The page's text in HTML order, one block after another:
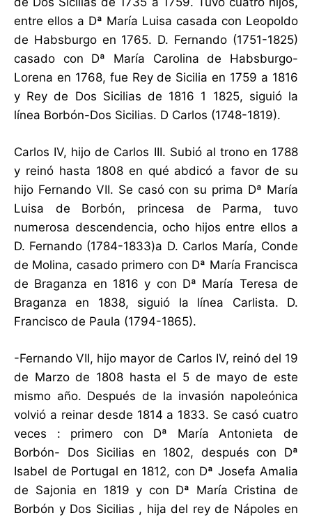
entre ellos a Dª María Luisa casada con Leopoldo
de Habsburgo en 1765. D. Fernando (1751-1825)
casado con Dª María Carolina de Habsburgo-
Lorena en 1768, fue Rey de Sicilia en 1759 a 1816
y Rey de Dos Sicilias de 1816 1 1825, siguió la
línea Borbón-Dos Sicilias. D Carlos (1748-1819).
Carlos IV, hijo de Carlos III. Subió al trono en 1788
y reinó hasta 1808 en qué abdicó a favor de su
hijo Fernando VII. Se casó con su prima Dª María
Luisa de Borbón, princesa de Parma, tuvo
numerosa descendencia, ocho hijos entre ellos a
D. Fernando (1784-1833)a D. Carlos María, Conde
de Molina, casado primero con Dª María Francisca
de Braganza en 1816 y con Dª María Teresa de
Braganza en 1838, siguió la línea Carlista. D.
Francisco de Paula (1794-1865).
-Fernando VII, hijo mayor de Carlos IV, reinó del 19
de Marzo de 1808 hasta el 5 de mayo de este
mismo año. Después de la invasión napoleónica
volvió a reinar desde 1814 a 1833. Se casó cuatro
veces : primero con Dª María Antonieta de
Borbón- Dos Sicilias en 1802, después con Dª
Isabel de Portugal en 1812, con Dª Josefa Amalia
de Sajonia en 1819 y con Dª María Cristina de
Borbón y Dos Sicilias , hija del rey de Nápoles en